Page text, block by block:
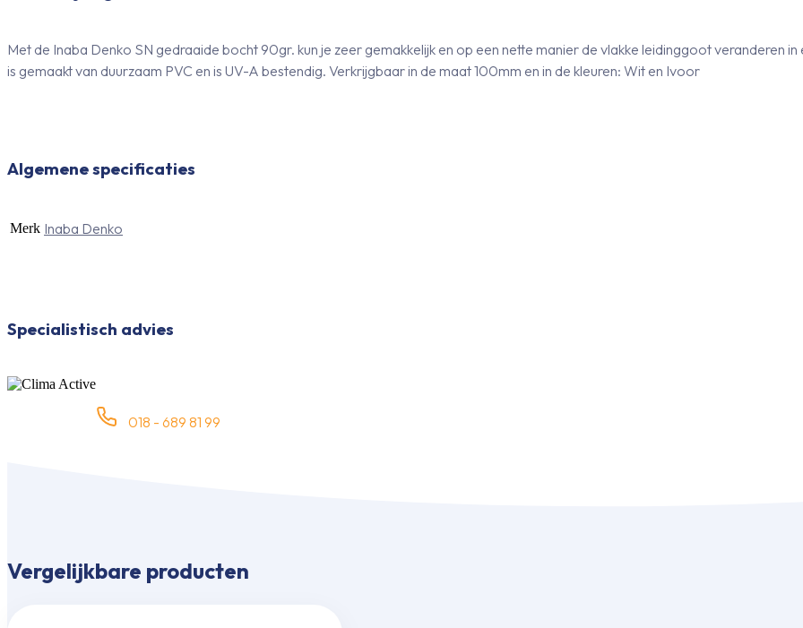
Met de Inaba Denko SN gedraaide bocht 90gr. kun je zeer gemakkelijk en op een nette manier de vlakke leidinggoot veranderen
is gemaakt van duurzaam PVC en is UV-A bestendig. Verkrijgbaar in de maat 100mm en in de kleuren: Wit en Ivoor
Algemene specificaties
Merk Inaba Denko
Specialistisch advies
018 - 689 81 99
Vergelijkbare producten